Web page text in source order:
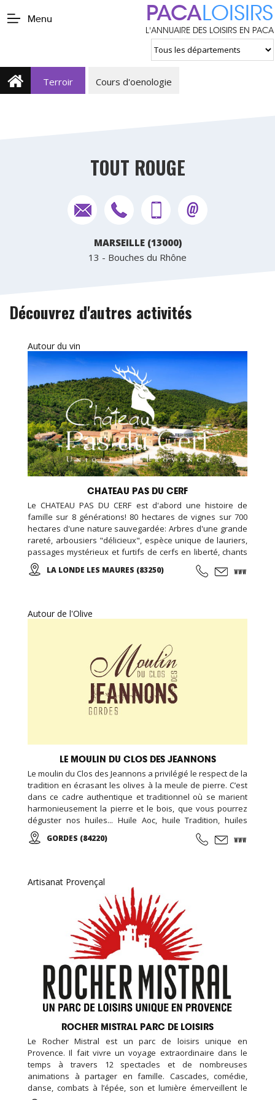
Menu PACALOISIRS
L'ANNUAIRE DES LOISIRS EN PACA
Terroir Cours d'oenologie
TOUT ROUGE
MARSEILLE (13000)
13 - Bouches du Rhône
Découvrez d'autres activités
Autour du vin
CHATEAU PAS DU CERF
Le CHATEAU PAS DU CERF est d'abord une histoire de
famille sur 8 générations! 80 hectares de vignes sur 700
hectares d'une nature sauvegardée: Arbres d'une grande
rareté, arbousiers "délicieux", espèce unique de lauriers,
passages mystérieux et furtifs de cerfs en liberté, chants
mêlés de cigales et d'oiseaux, parfums enivrants... De
belles balades en perspectives! Des vins rouges, rosés et
LA LONDE LES MAURES (83250)
Autour de l'Olive
LE MOULIN DU CLOS DES JEANNONS
Le moulin du Clos des Jeannons a privilégié le respect de la
tradition en écrasant les olives à la meule de pierre. C’est
dans ce cadre authentique et traditionnel où se marient
harmonieusement la pierre et le bois, que vous pourrez
déguster nos huiles... Huile Aoc, huile Tradition, huiles
aromatisées, olives, tapenades et artisanat de qualité.
GORDES (84220)
Artisanat Provençal
ROCHER MISTRAL PARC DE LOISIRS
Le Rocher Mistral est un parc de loisirs unique en
Provence. Il fait vivre un voyage extraordinaire dans le
temps à travers 12 spectacles et de nombreuses
animations à partager en famille. Cascades, comédie,
danse, combats à l’épée, son et lumière émerveillent le